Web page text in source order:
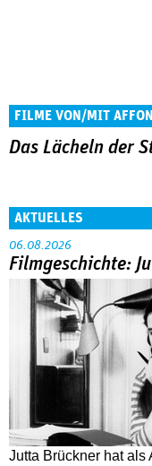
FILME VON/MIT
Das Lächeln der
AKTUELLES
06.08.2026
Filmgeschichte:
Jutta Brückner hat als